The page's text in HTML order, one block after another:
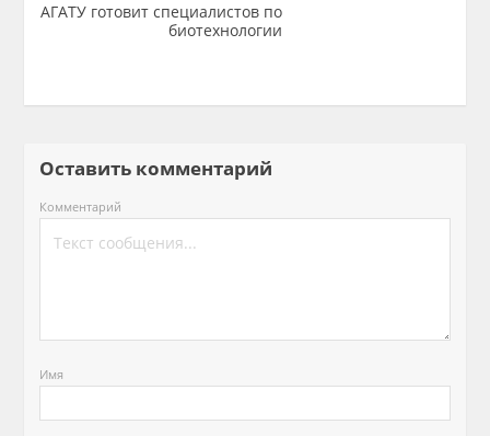
АГАТУ готовит специалистов по
биотехнологии
Оставить комментарий
Комментарий
Имя